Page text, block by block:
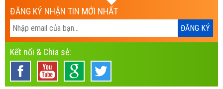
ĐĂNG KÝ NHẬN TIN MỚI NHẤT
Kết nối & Chia sẻ: